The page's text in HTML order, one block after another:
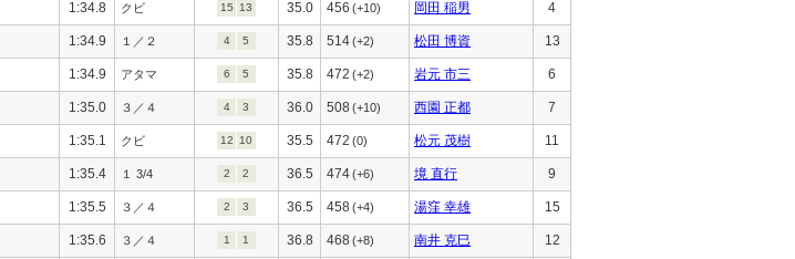
1:34.8 クビ 15 13 35.0 456 (+10) 岡田 稲男 4
1:34.9 １／２ 4 5 35.8 514(+2) 松田 博資 13
1:34.9 アタマ 6 5 35.8 472 (+2) 岩元 市三 6
1:35.0 ３／４ 4 3 36.0 508 (+10) 西園 正都 7
1:35.1 クビ 12 10 35.5 472 (0) 松元 茂樹 11
1:35.4 １ 3/4 2 2 36.5 474(+6) 境 直行 9
1:35.5 ３／４ 2 3 36.5 458(+4) 湯窪 幸雄 15
1:35.6 ３／４ 1 1 36.8 468 (+8) 南井 克巳 12